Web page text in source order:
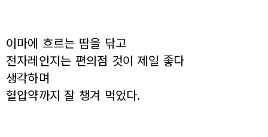
이마에 흐르는 땀을 닦고
전자레인지는 편의점 것이 제일 좋다
생각하며
혈압약까지 잘 챙겨 먹었다.